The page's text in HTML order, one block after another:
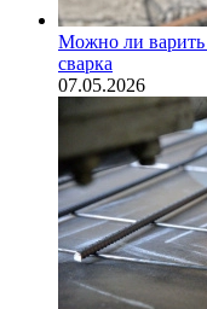
Можно ли варить
сварка
07.05.2026